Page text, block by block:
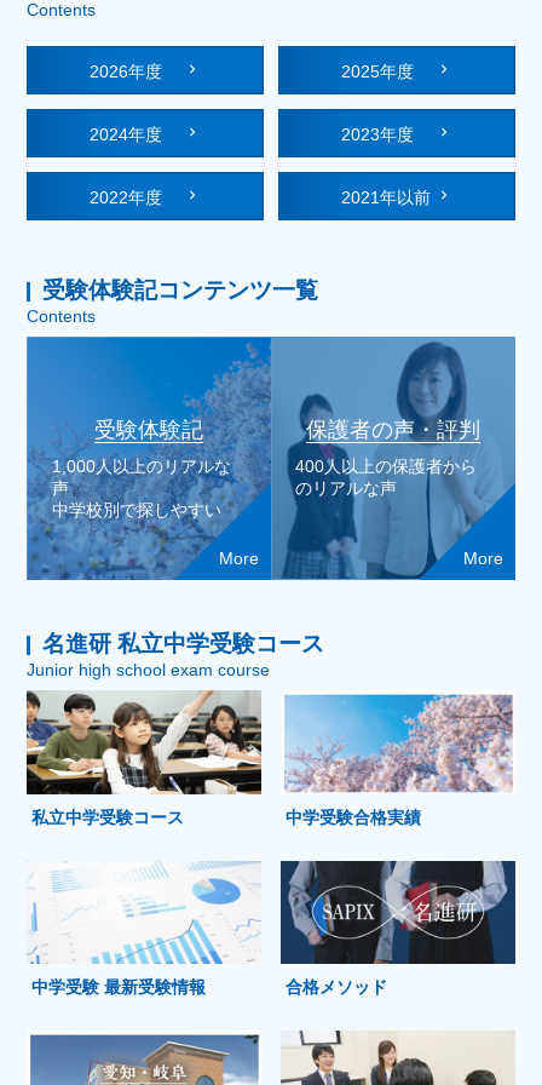
Contents
2026年度 2025年度
2024年度 2023年度
2022年度 2021年以前
受験体験記コンテンツ一覧
Contents
受験体験記
1,000人以上のリアルな
声
中学校別で探しやすい
More
保護者の声・評判
400人以上の保護者から
のリアルな声
More
名進研 私立中学受験コース
Junior high school exam course
私立中学受験コース 中学受験合格実績
中学受験 最新受験情報 合格メソッド